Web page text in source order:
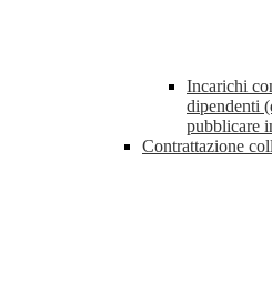
Incarichi
dipendenti
pubblicare
Contrattazione